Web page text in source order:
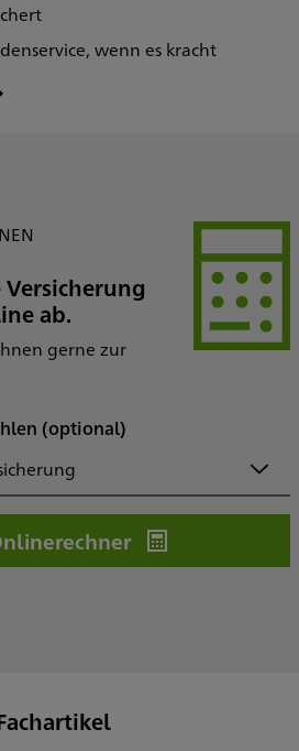
wenn es kracht
Versicherung
ab.
gerne zur
(optional)